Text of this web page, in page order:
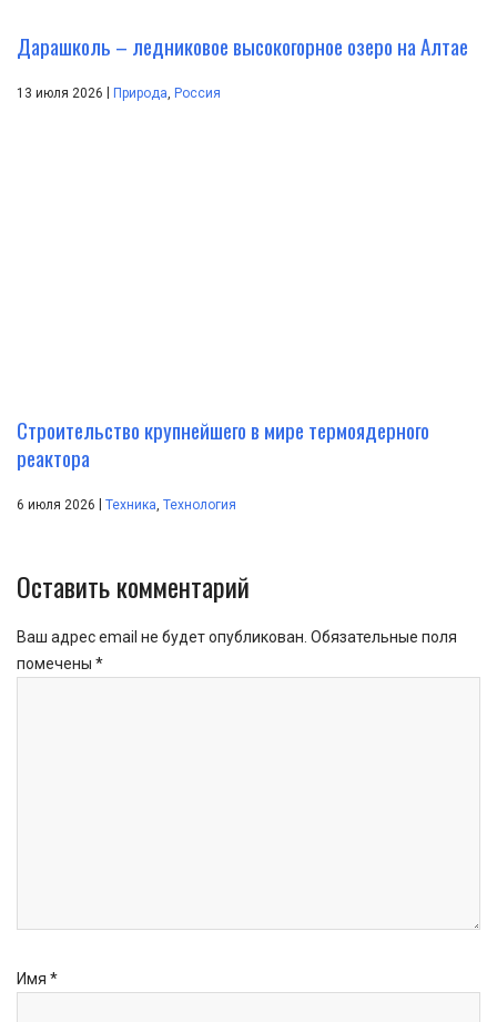
Дарашколь – ледниковое высокогорное озеро на Алтае
13 июля 2026 Природа, Россия
Строительство крупнейшего в мире термоядерного
реактора
6 июля 2026 | Техника Технология
Оставить комментарий
Ваш адрес email не будет опубликован. Обязательные поля
помечены *
Имя *